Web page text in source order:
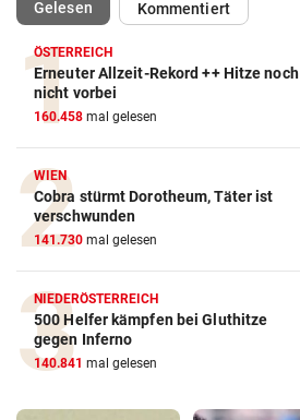
Gelesen(ausgewählt)Kommentiert
ÖSTERREICH
Erneuter Allzeit-Rekord ++ Hitze noch
nicht vorbei
160.458 mal gelesen
WIEN
Cobra stürmt Dorotheum, Täter ist
verschwunden
141.730 mal gelesen
NIEDERÖSTERREICH
500 Helfer kämpfen bei Gluthitze
gegen Inferno
140.841 mal gelesen